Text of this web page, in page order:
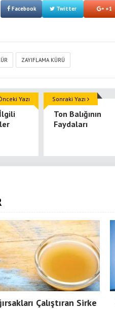
Facebook Twitter +1
ZAYIFLAMA KÜRÜ
Yazı
Ton Balığının
Faydaları
Sonraki Yazı
Çalıştıran Sirke